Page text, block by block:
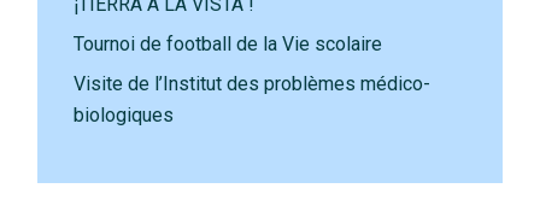
¡TIERRA A LA VISTA !
Tournoi de football de la Vie scolaire
Visite de l’Institut des problèmes médico-
biologiques